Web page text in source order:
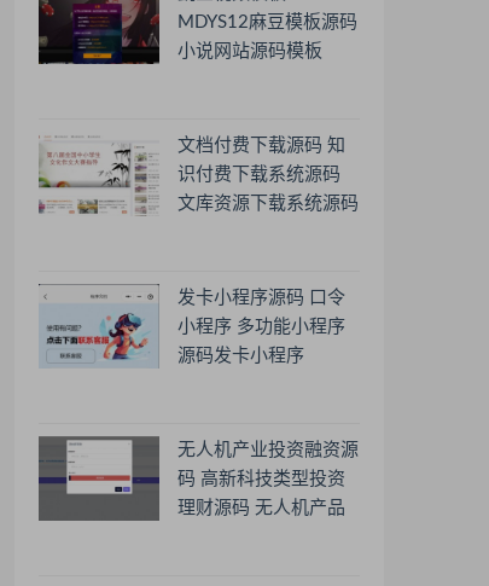
MDYS12麻豆模板源码
小说网站源码模板
文档付费下载源码 知
识付费下载系统源码
文库资源下载系统源码
发卡小程序源码 口令
小程序 多功能小程序
源码发卡小程序
无人机产业投资融资源
码 高新科技类型投资
理财源码 无人机产品